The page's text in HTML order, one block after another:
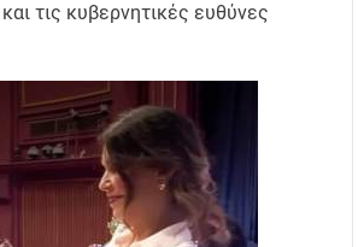
τις κυβερνητικές ευθύνες